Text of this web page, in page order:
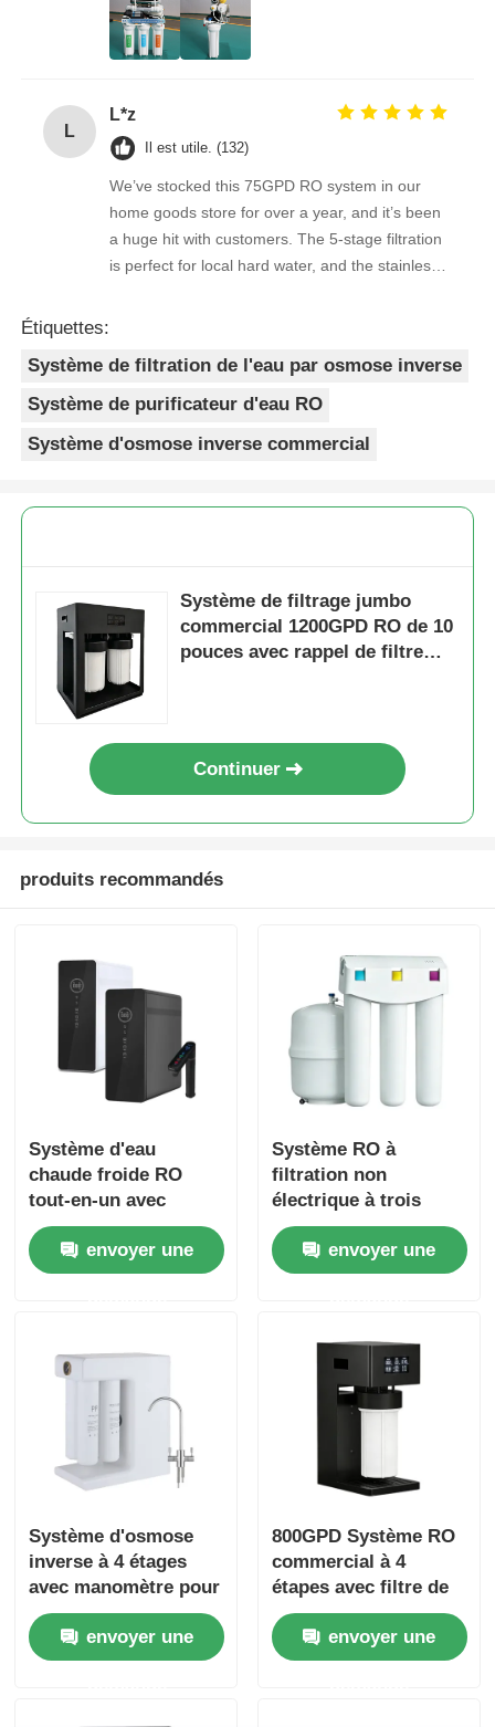
quality feedback from clients has been
overwhelmingly positive. The supplier is great to
work with — orders arrive on time, packaging is
consistent. As a repeat buyer, we couldn’t be
happier with both the product and the service.
L
L*z
Il est utile. (132)
We’ve stocked this 75GPD RO system in our
home goods store for over a year, and it’s been
a huge hit with customers. The 5-stage filtration
is perfect for local hard water, and the stainless
complaints from customers, and very few
returns. Great product to carry!
Étiquettes:
Système de filtration de l'eau par osmose inverse
Système de purificateur d'eau RO
Système d'osmose inverse commercial
Système de filtrage jumbo
commercial 1200GPD RO de 10
pouces avec rappel de filtre
Continuer
produits recommandés
Système d'eau
chaude froide RO
tout-en-un avec
filtration et système
de chauffage pour
cuisine sous évier
envoyer une
Système RO à
filtration non
électrique à trois
étages, à pression,
filtre à eau avec
réservoir sous
envoyer une
Système d'osmose
inverse à 4 étages
avec manomètre pour
usage domestique et
commercialenvoyer une
800GPD Système RO
commercial à 4
étapes avec filtre de
rappel pour
utilisation au bureau
envoyer une